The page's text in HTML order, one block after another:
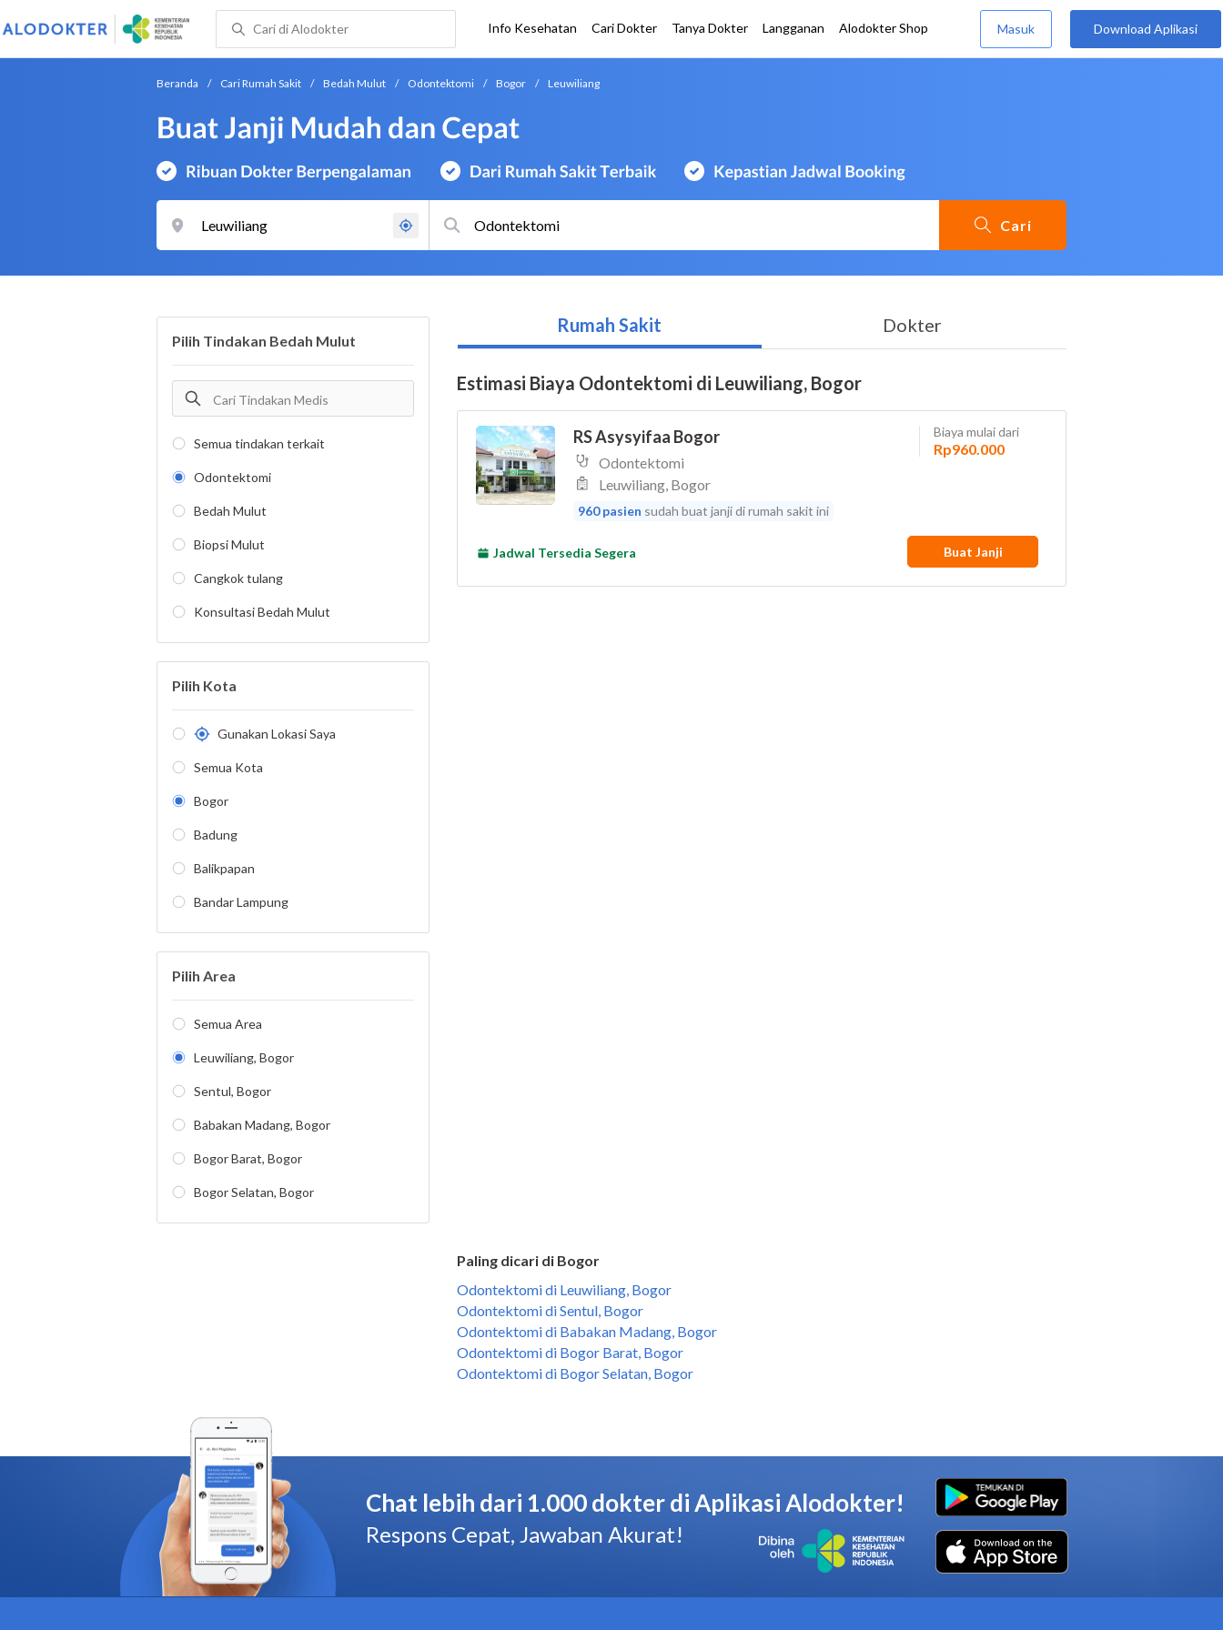
Paling dicari di Bogor
Odontektomi di Leuwiliang, Bogor
Odontektomi di Sentul, Bogor
Odontektomi di Babakan Madang, Bogor
Odontektomi di Bogor Barat, Bogor
Odontektomi di Bogor Selatan, Bogor